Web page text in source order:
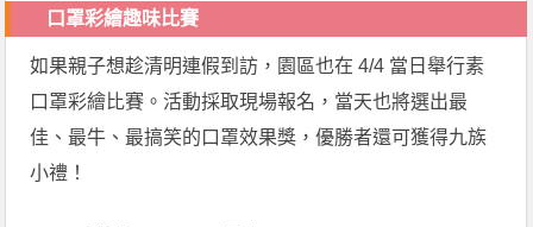
口罩彩繪趣味比賽
如果親子想趁清明連假到訪，園區也在 4/4 當日舉行素
口罩彩繪比賽。活動採取現場報名，當天也將選出最
佳、最牛、最搞笑的口罩效果獎，優勝者還可獲得九族
小禮！